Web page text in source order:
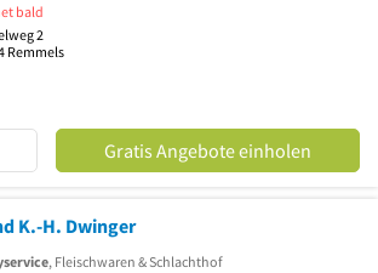
bald
2
Remmels
Gratis Angebote einholen
K.-H. Dwinger
, Fleischwaren & Schlachthof